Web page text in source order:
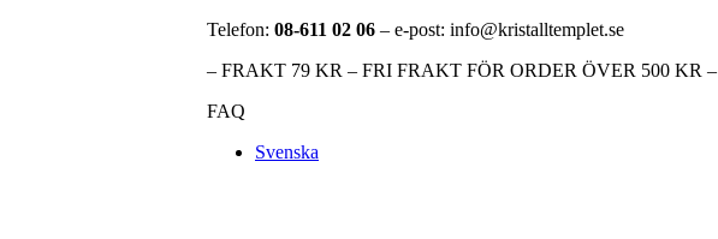
Telefon: 08-611 02 06 – e-post: info@kristalltemplet.se
– FRAKT 79 KR – FRI FRAKT FÖR ORDER ÖVER 500 KR –
FAQ
Svenska